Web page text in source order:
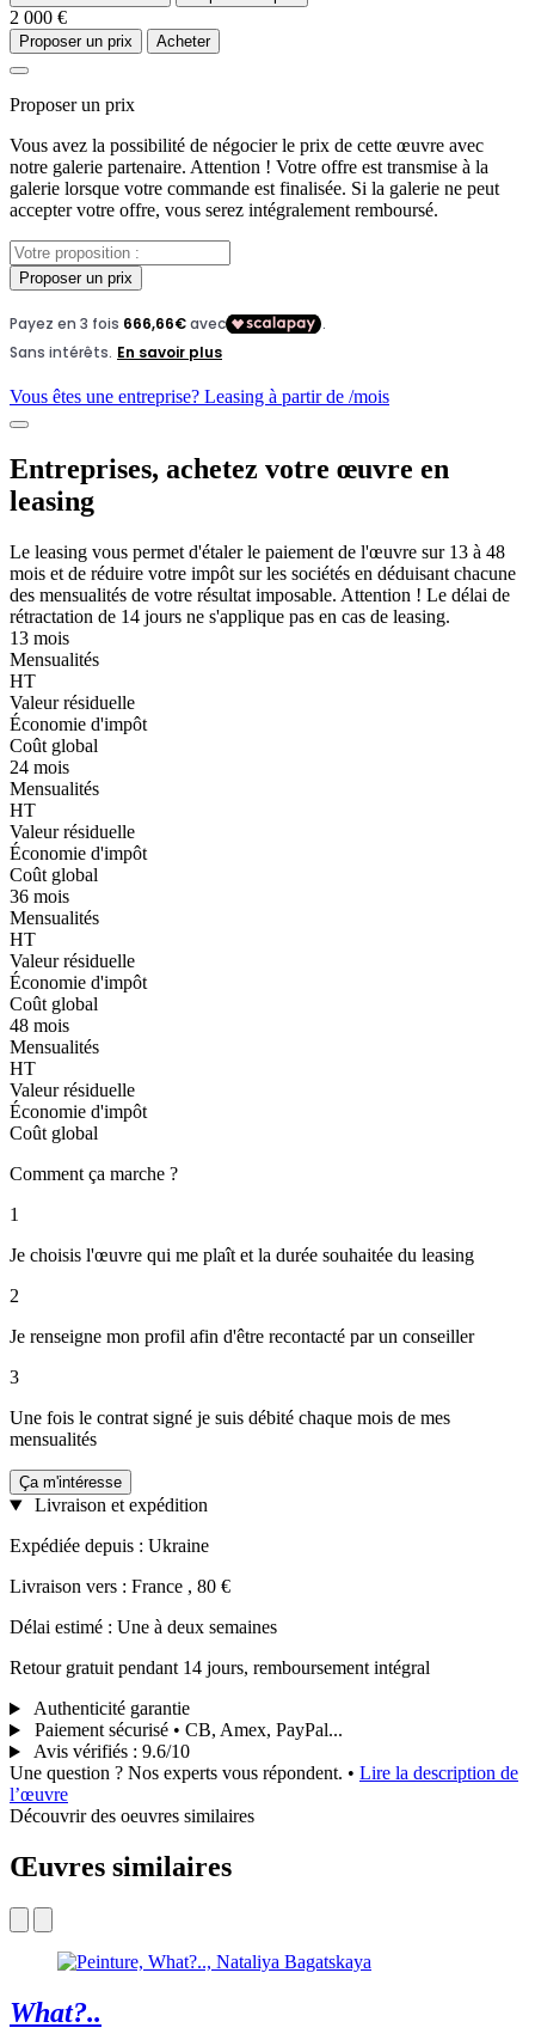
2 000 €
Proposer un prix Acheter
Proposer un prix
Vous avez la possibilité de négocier le prix de cette œuvre avec
notre galerie partenaire. Attention ! Votre offre est transmise à la
galerie lorsque votre commande est finalisée. Si la galerie ne peut
accepter votre offre, vous serez intégralement remboursé.
Proposer un prix
Vous êtes une entreprise? Leasing à partir de /mois
Entreprises, achetez votre œuvre en
leasing
Le leasing vous permet d'étaler le paiement de l'œuvre sur 13 à 48
mois et de réduire votre impôt sur les sociétés en déduisant chacune
des mensualités de votre résultat imposable. Attention ! Le délai de
rétractation de 14 jours ne s'applique pas en cas de leasing.
13 mois
Mensualités
HT
Valeur résiduelle
Économie d'impôt
Coût global
24 mois
Mensualités
HT
Valeur résiduelle
Économie d'impôt
Coût global
36 mois
Mensualités
HT
Valeur résiduelle
Économie d'impôt
Coût global
48 mois
Mensualités
HT
Valeur résiduelle
Économie d'impôt
Coût global
Comment ça marche ?
1
Je choisis l'œuvre qui me plaît et la durée souhaitée du leasing
2
Je renseigne mon profil afin d'être recontacté par un conseiller
3
Une fois le contrat signé je suis débité chaque mois de mes
mensualités
Ça m'intéresse
Livraison et expédition
Expédiée depuis : Ukraine
Livraison vers : France , 80 €
Délai estimé : Une à deux semaines
Retour gratuit pendant 14 jours, remboursement intégral
Authenticité garantie
Paiement sécurisé • CB, Amex, PayPal...
Avis vérifiés : 9.6/10
Une question ? Nos experts vous répondent. • Lire la description de
l’œuvre
Découvrir des oeuvres similaires
Œuvres similaires
What?..